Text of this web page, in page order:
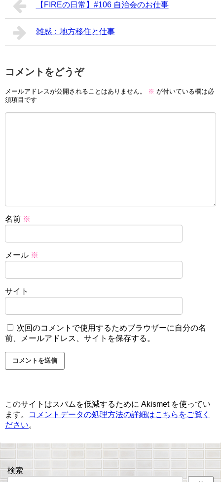
【FIREの日常】#106 自治会のお仕事
雑感：地方移住と仕事
コメントをどうぞ
メールアドレスが公開されることはありません。 ※ が付いている欄は必
須項目です
名前 ※
メール ※
サイト
次回のコメントで使用するためブラウザーに自分の名
前、メールアドレス、サイトを保存する。
このサイトはスパムを低減するために Akismet を使ってい
ます。
コメントデータの処理方法の詳細はこちらをご覧く
ださい。
検索